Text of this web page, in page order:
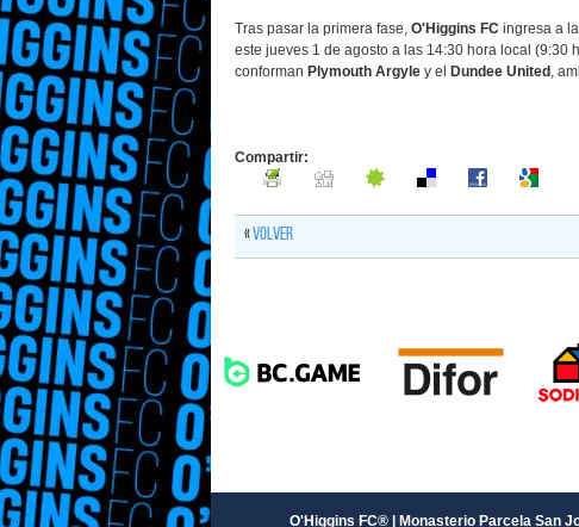
Tras pasar la primera fase, O'Higgins FC ingresa a
este jueves 1 de agosto a las 14:30 hora local
conforman Plymouth Argyle y el Dundee United ,
Compartir:
«Volver
O'Higgins FC® | Monasterio Parcela San